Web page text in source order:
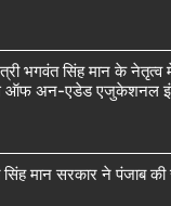
भगवंत सिंह मान के नेतृत्व में
ऑफ अन-एडेड एजुकेशनल
मान सरकार ने पंजाब की